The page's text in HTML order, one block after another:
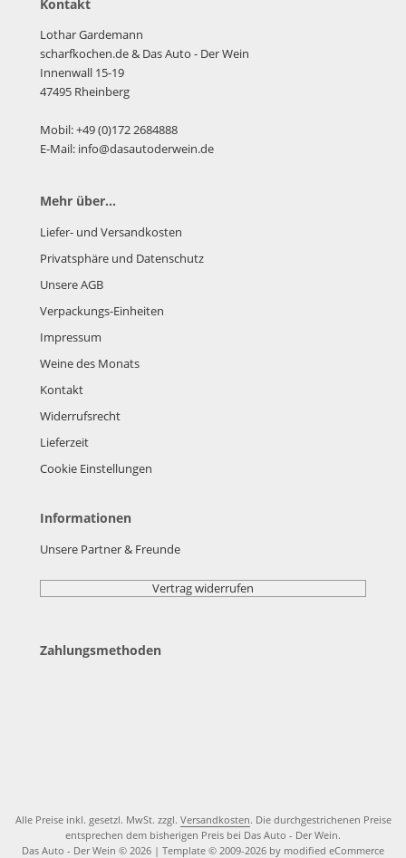
Kontakt
Lothar Gardemann
scharfkochen.de& Das Auto - Der Wein
Innenwall 15-19
47495 Rheinberg
Mobil: +49 (0)172 2684888
E-Mail: info@dasautoderwein.de
Mehr über...
Liefer- und Versandkosten
Privatsphäre und Datenschutz
Unsere AGB
Verpackungs-Einheiten
Impressum
Weine des Monats
Kontakt
Widerrufsrecht
Lieferzeit
Cookie Einstellungen
Informationen
Unsere Partner & Freunde
Vertrag widerrufen
Zahlungsmethoden
Alle Preise inkl. gesetzl. MwSt. zzgl. Versandkosten. Die durchgestrichenen Preise
entsprechen dem bisherigen Preis bei Das Auto - Der Wein.
Das Auto - Der Wein © 2026 | Template © 2009-2026 by modified eCommerce